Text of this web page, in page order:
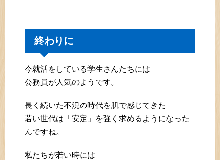
終わりに
今就活をしている学生さんたちには
公務員が人気のようです。
長く続いた不況の時代を肌で感じてきた
若い世代は「安定」を強く求めるようになった
んですね。
私たちが若い時には